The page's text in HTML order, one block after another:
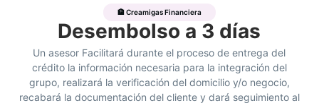
🏦 Creamigas Financiera
Desembolso a 3 días
Un asesor Facilitará durante el proceso de entrega del
crédito la información necesaria para la integración del
grupo, realizará la verificación del domicilio y/o negocio,
recabará la documentación del cliente y dará seguimiento al